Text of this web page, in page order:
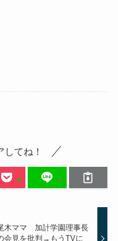
てね！
木ママ 加計学園理事長
会見を批判→もうTVに